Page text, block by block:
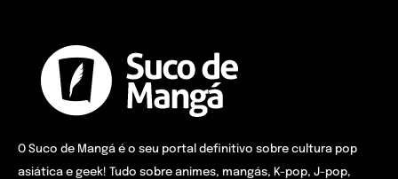
O Suco de Mangá é o seu portal definitivo sobre cultura pop
asiática e geek! Tudo sobre animes, mangás, K-pop, J-pop,